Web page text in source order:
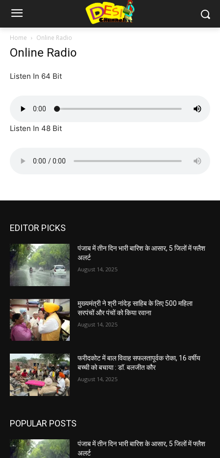
Home Online Radio
Online Radio
Listen In 64 Bit
Listen In 48 Bit
EDITOR PICKS
पंजाब में तीन दिन भारी बारिश के आसार, 5 जिलों में फ्लैश
अलर्ट
August 14, 2025
मुख्यमंत्री ने श्री नांदेड़ साहिब के लिए 500 महिला
सरपंचों और पंचों को किया रवाना
August 14, 2025
फरीदकोट में बाल विवाह सफलतापूर्वक रोका, 16 वर्षीय
बच्ची को बचाया : डॉ. बलजीत कौर
August 14, 2025
POPULAR POSTS
पंजाब में तीन दिन भारी बारिश के आसार, 5 जिलों में फ्लैश
अलर्ट